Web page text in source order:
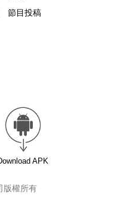
節目投稿
APK
版權所有